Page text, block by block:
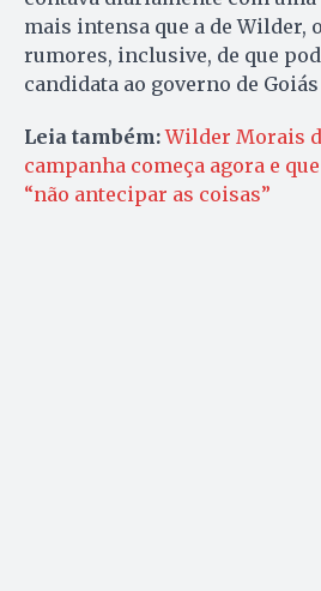
mais intensa que a de Wilder,
rumores, inclusive, de que
candidata ao governo de
Leia também: Wilder Morais
campanha começa agora e
“não antecipar as coisas”